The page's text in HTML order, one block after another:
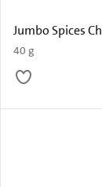
Jumbo Spices
40 g